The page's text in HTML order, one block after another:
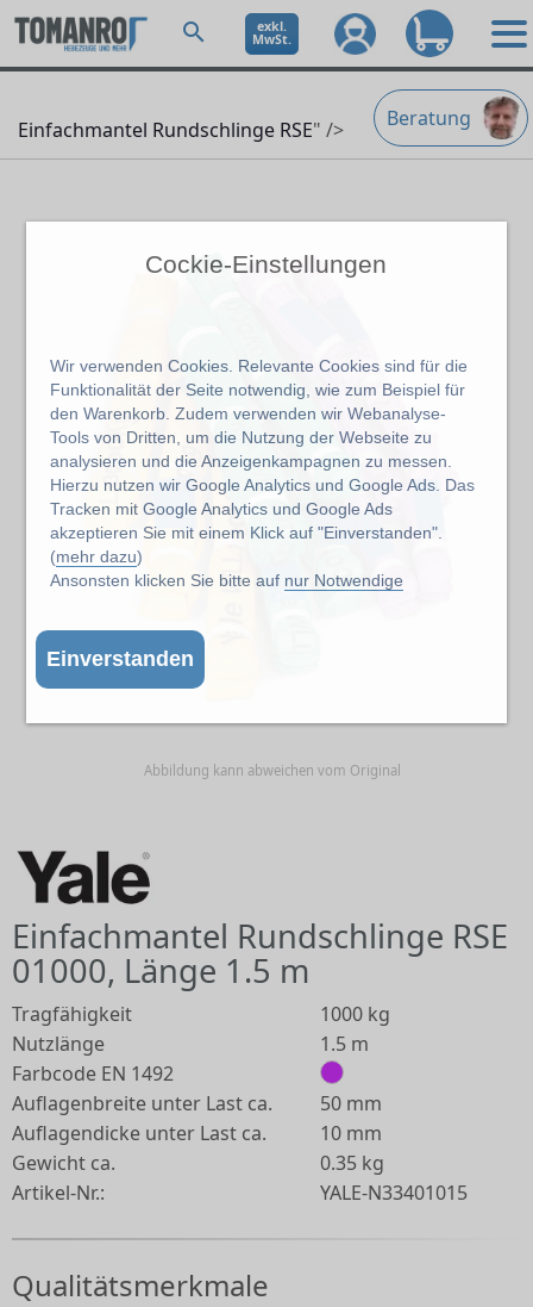
Cockie-Einstellungen
Wir verwenden Cookies. Relevante Cookies sind für die
Funktionalität der Seite notwendig, wie zum Beispiel für
den Warenkorb. Zudem verwenden wir Webanalyse-
Tools von Dritten, um die Nutzung der Webseite zu
analysieren und die Anzeigenkampagnen zu messen.
Hierzu nutzen wir Google Analytics und Google Ads. Das
Tracken mit Google Analytics und Google Ads
akzeptieren Sie mit einem Klick auf "Einverstanden".
(mehr dazu)
Ansonsten klicken Sie bitte auf nur Notwendige
Einverstanden
exkl.
MwSt.
Beratung
Einfachmantel Rundschlinge RSE" />
Abbildung kann abweichen vom Original
Einfachmantel Rundschlinge RSE
01000, Länge 1.5 m
Tragfähigkeit
1000 kg
Nutzlänge
1.5 m
Farbcode EN 1492
Auflagenbreite unter Last ca.
50 mm
Auflagendicke unter Last ca.
10 mm
Gewicht ca.
0.35 kg
Artikel-Nr.:
YALE-N33401015
Qualitätsmerkmale